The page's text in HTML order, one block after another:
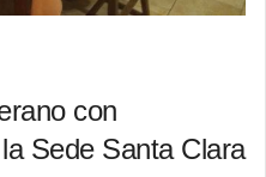
con
Sede Santa Clara